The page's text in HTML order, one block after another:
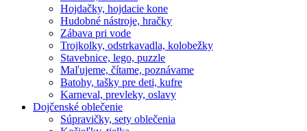
Hojdačky, hojdacie kone
Hudobné nástroje, hračky
Zábava pri vode
Trojkolky, odstrkavadla, kolobežky
Stavebnice, lego, puzzle
Maľujeme, čítame, poznávame
Batohy, tašky pre deti, kufre
Karneval, prevleky, oslavy
Dojčenské oblečenie
Súpravičky, sety oblečenia